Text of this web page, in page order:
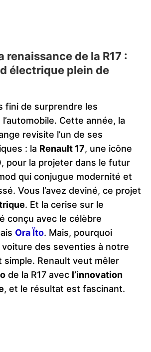
renaissance de la R17 :
électrique plein de
fini de surprendre les
Cette année, la
revisite l’un de ses
: la Renault 17, une icône
pour la projeter dans le futur
qui conjugue modernité et
Vous l’avez deviné, ce projet
. Et la cerise sur le
conçu avec le célèbre
Ora Ïto. Mais, pourquoi
des seventies à notre
simple. Renault veut mêler
de la R17 avec l’innovation
, et le résultat est fascinant.